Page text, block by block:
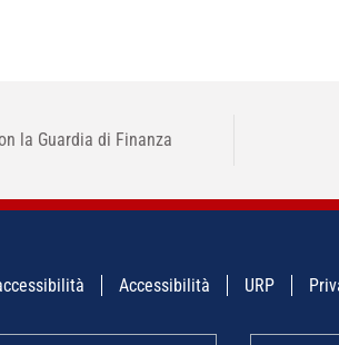
la Guardia di Finanza
Accessibilità URP